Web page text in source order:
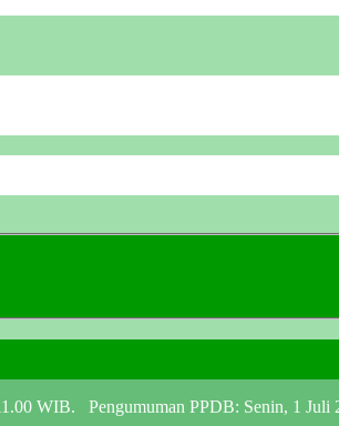
WIB. Pengumuman PPDB: Senin, 1 Juli